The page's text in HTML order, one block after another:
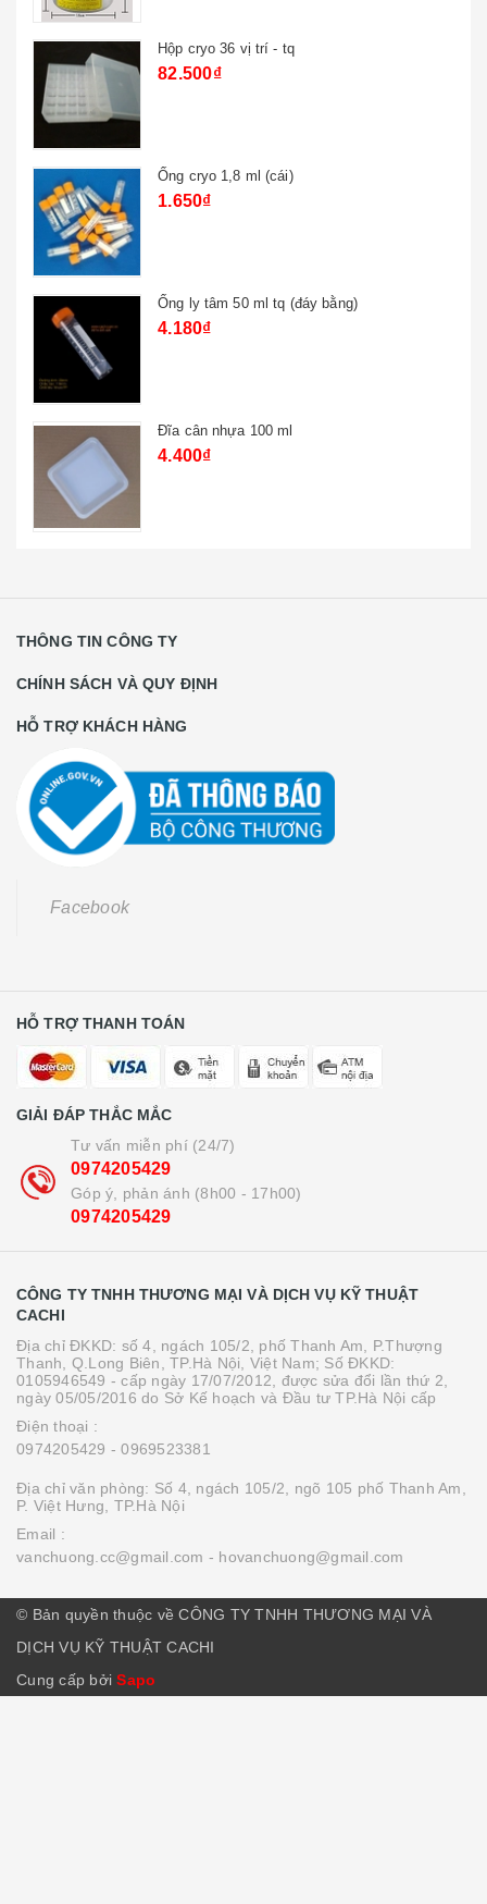
Hộp cryo 36 vị trí - tq
82.500₫
Ống cryo 1,8 ml (cái)
1.650₫
Ống ly tâm 50 ml tq (đáy bằng)
4.180₫
Đĩa cân nhựa 100 ml
4.400₫
THÔNG TIN CÔNG TY
CHÍNH SÁCH VÀ QUY ĐỊNH
HỖ TRỢ KHÁCH HÀNG
Facebook
HỖ TRỢ THANH TOÁN
GIẢI ĐÁP THẮC MẮC
Tư vấn miễn phí (24/7)
0974205429
Góp ý, phản ánh (8h00 - 17h00)
0974205429
CÔNG TY TNHH THƯƠNG MẠI VÀ DỊCH VỤ KỸ THUẬT
CACHI
Địa chỉ ĐKKD: số 4, ngách 105/2, phố Thanh Am, P.Thượng
Thanh, Q.Long Biên, TP.Hà Nội, Việt Nam; Số ĐKKD:
0105946549 - cấp ngày 17/07/2012, được sửa đổi lần thứ 2,
ngày 05/05/2016 do Sở Kế hoạch và Đầu tư TP.Hà Nội cấp
Điện thoại :
0974205429 - 0969523381
Địa chỉ văn phòng: Số 4, ngách 105/2, ngõ 105 phố Thanh Am,
P. Việt Hưng, TP.Hà Nội
Email :
vanchuong.cc@gmail.com - hovanchuong@gmail.com
© Bản quyền thuộc về CÔNG TY TNHH THƯƠNG MẠI VÀ
DỊCH VỤ KỸ THUẬT CACHI
Cung cấp bởiSapo